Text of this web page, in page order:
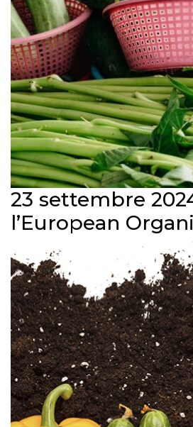
23 settembre
l’European